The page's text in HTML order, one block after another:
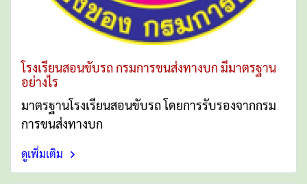
โรงเรียนสอนขับรถ กรมการขนส่งทางบก มีมาตรฐาน
อย่างไร
มาตรฐานโรงเรียนสอนขับรถ โดยการรับรองจากกรม
การขนส่งทางบก
ดูเพิ่มเติม